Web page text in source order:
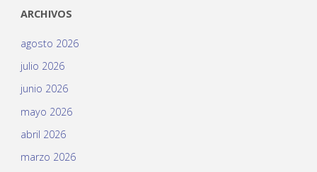
ARCHIVOS
agosto 2026
julio 2026
junio 2026
mayo 2026
abril 2026
marzo 2026